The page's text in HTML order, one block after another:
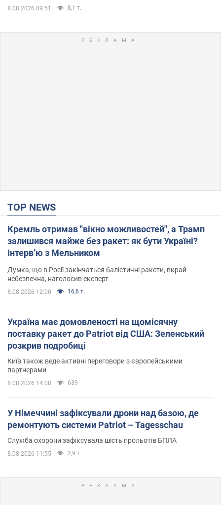
8.08.2026 09:51 8,1 т.
TOP NEWS
Кремль отримав "вікно можливостей", а Трамп
залишився майже без ракет: як бути Україні?
Інтерв’ю з Мельником
Думка, що в Росії закінчаться балістичні ракети, вкрай
небезпечна, наголосив експерт
8.08.2026 12:00 16,6 т.
Україна має домовленості на щомісячну
поставку ракет до Patriot від США: Зеленський
розкрив подробиці
Київ також веде активні переговори з європейськими
партнерами
8.08.2026 14:08 639
У Німеччині зафіксували дрони над базою, де
ремонтують системи Patriot – Tagesschau
Служба охорони зафіксувала шість прольотів БПЛА
8.08.2026 11:55 2,9 т.